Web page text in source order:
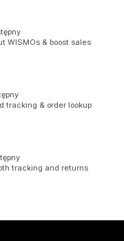
WISMOs & boost sales
tracking & order lookup
tracking and returns